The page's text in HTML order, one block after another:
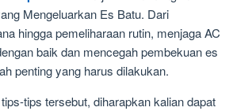
Mengeluarkan Es Batu. Dari
hingga pemeliharaan rutin, menjaga AC
baik dan mencegah pembekuan es
penting yang harus dilakukan.
tips tersebut, diharapkan kalian dapat